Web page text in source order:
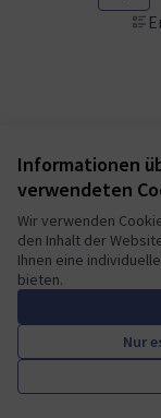
Informationen
verwendeten
Wir verwenden
den Inhalt der
Ihnen eine
bieten.
Nur
Cookie Einstellungen
Mautic Community
(Externer Link)
Mautic
(Externer Link)
Mautic
(Externer
Deutsch
Sprache wählen
freier